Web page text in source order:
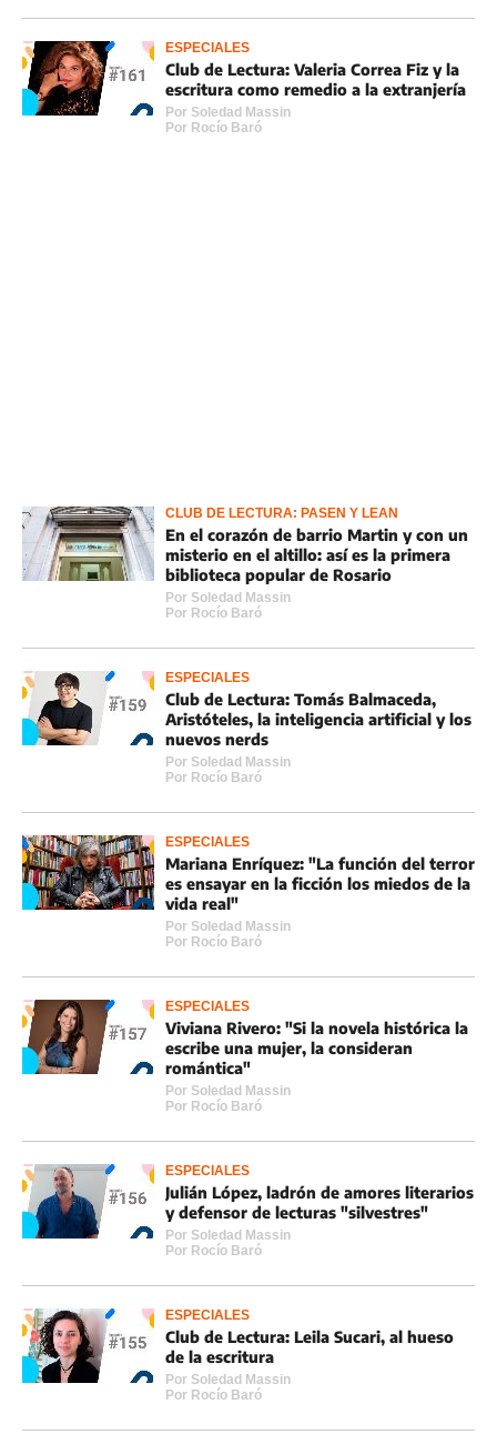
ESPECIALES
Club de Lectura: Valeria Correa Fiz y la
escritura como remedio a la extranjería
Por Soledad Massin
Por Rocí­o Baró
CLUB DE LECTURA: PASEN Y LEAN
En el corazón de barrio Martin y con un
misterio en el altillo: así es la primera
biblioteca popular de Rosario
Por Soledad Massin
Por Rocí­o Baró
ESPECIALES
Club de Lectura: Tomás Balmaceda,
Aristóteles, la inteligencia artificial y los
nuevos nerds
Por Soledad Massin
Por Rocí­o Baró
ESPECIALES
Mariana Enríquez: "La función del terror
es ensayar en la ficción los miedos de la
vida real"
Por Soledad Massin
Por Rocí­o Baró
ESPECIALES
Viviana Rivero: "Si la novela histórica la
escribe una mujer, la consideran
romántica"
Por Soledad Massin
Por Rocí­o Baró
ESPECIALES
Julián López, ladrón de amores literarios
y defensor de lecturas "silvestres"
Por Soledad Massin
Por Rocí­o Baró
ESPECIALES
Club de Lectura: Leila Sucari, al hueso
de la escritura
Por Soledad Massin
Por Rocí­o Baró